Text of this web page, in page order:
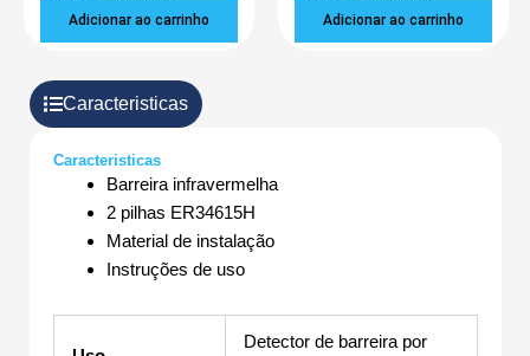
Adicionar ao carrinho Adicionar ao carrinho
Caracteristicas
Caracteristicas
Barreira infravermelha
2 pilhas ER34615H
Material de instalação
Instruções de uso
Detector de barreira por